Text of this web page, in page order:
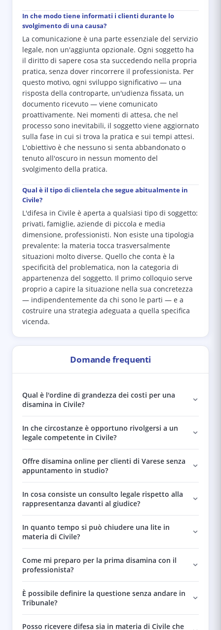
In che modo tiene informati i clienti durante lo
svolgimento di una causa?
La comunicazione è una parte essenziale del servizio
legale, non un'aggiunta opzionale. Ogni soggetto ha
il diritto di sapere cosa sta succedendo nella propria
pratica, senza dover rincorrere il professionista. Per
questo motivo, ogni sviluppo significativo — una
risposta della controparte, un'udienza fissata, un
documento ricevuto — viene comunicato
proattivamente. Nei momenti di attesa, che nel
processo sono inevitabili, il soggetto viene aggiornato
sulla fase in cui si trova la pratica e sui tempi attesi.
L'obiettivo è che nessuno si senta abbandonato o
tenuto all'oscuro in nessun momento del
svolgimento della pratica.
Qual è il tipo di clientela che segue abitualmente in
Civile?
L'difesa in Civile è aperta a qualsiasi tipo di soggetto:
privati, famiglie, aziende di piccola e media
dimensione, professionisti. Non esiste una tipologia
prevalente: la materia tocca trasversalmente
situazioni molto diverse. Quello che conta è la
specificità del problematica, non la categoria di
appartenenza del soggetto. Il primo colloquio serve
proprio a capire la situazione nella sua concretezza
— indipendentemente da chi sono le parti — e a
costruire una strategia adeguata a quella specifica
vicenda.
Domande frequenti
Qual è l'ordine di grandezza dei costi per una
disamina in Civile?
In che circostanze è opportuno rivolgersi a un
legale competente in Civile?
Offre disamina online per clienti di Varese senza
appuntamento in studio?
In cosa consiste un consulto legale rispetto alla
rappresentanza davanti al giudice?
In quanto tempo si può chiudere una lite in
materia di Civile?
Come mi preparo per la prima disamina con il
professionista?
È possibile definire la questione senza andare in
Tribunale?
Posso ricevere difesa sia in materia di Civile che